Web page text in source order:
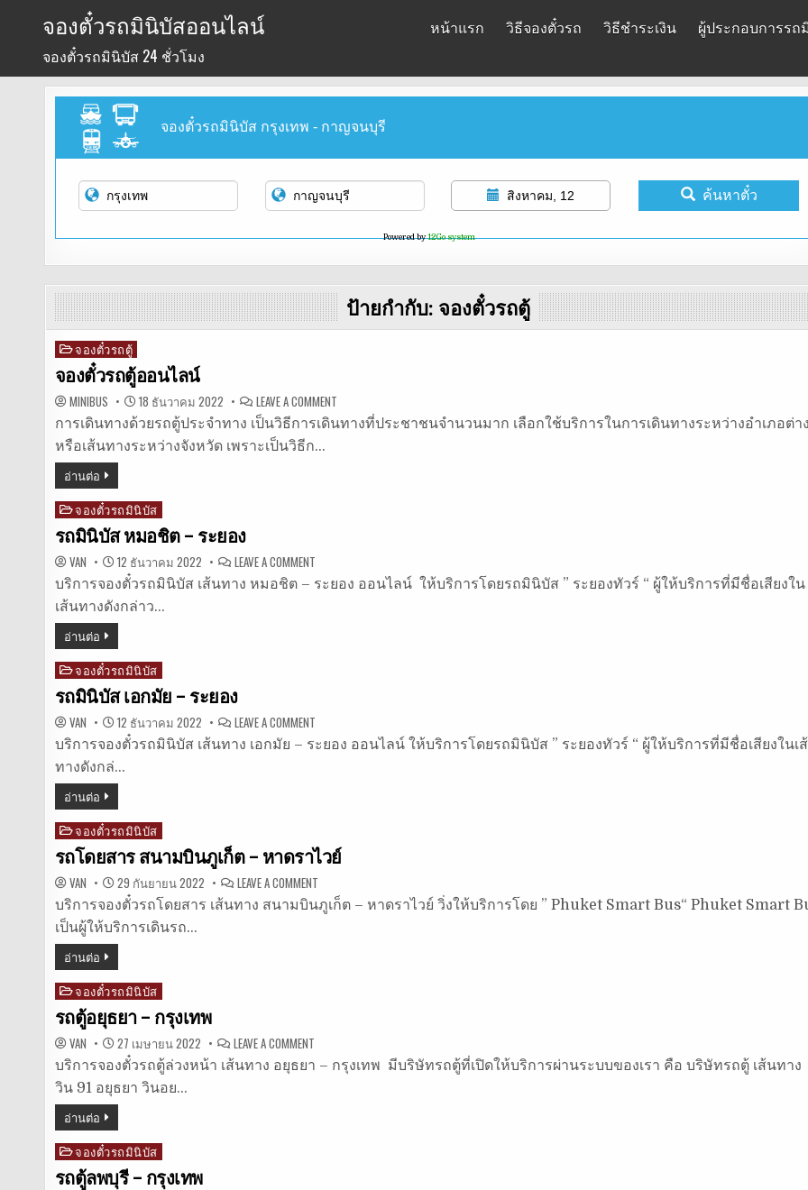
content
จองตั๋วรถมินิบัสออนไลน์
จองตั๋วรถมินิบัส 24 ชั่วโมง
หน้าแรก วิธีจองตั๋วรถ วิธีชำระเงิน ผู้ประกอบการร
จองตั๋วรถมินิบัส กรุงเทพ - กาญจนบุรี
สิงหาคม, 12 ค้นหาตั๋ว
Powered by12Go system
ป้ายกำกับ: จองตั๋วรถตู้
Posted
in
จองตั๋วรถตู้
จองตั๋วรถตู้ออนไลน์
MINIBUS 18 ธันวาคม 2022 LEAVE A COMMENTON
ตั๋ว
การเดินทางด้วยรถตู้ประจำทาง เป็นวิธีการเดินทางที่ประชาชนจำนวนมาก เลือกใช้บริการในการเดินทางระหว่างอำเภอต่า
หรือเส้นทางระหว่างจังหวัด เพราะเป็นวิธีก…
อ่านต่อ
Posted
in
จองตั๋วรถมินิบัส
รถมินิบัส หมอชิต – ระยอง
VAN 12 ธันวาคม 2022 LEAVE A COMMENTON
มิ
บริการจองตั๋วรถมินิบัส เส้นทาง หมอชิต – ระยอง ออนไลน์ ให้บริการโดยรถมินิบัส ” ระยองทัวร์ “ ผู้ให้บริการที่มีชื่อเสียงใน
เส้นทางดังกล่าว…
อ่านต่อ
Posted
in
จองตั๋วรถมินิบัส
รถมินิบัส เอกมัย – ระยอง
VAN 12 ธันวาคม 2022 LEAVE A COMMENTON
มิ
บริการจองตั๋วรถมินิบัส เส้นทาง เอกมัย – ระยอง ออนไลน์ ให้บริการโดยรถมินิบัส ” ระยองทัวร์ “ ผู้ให้บริการที่มีชื่อเสียงในเ
ทางดังกล่…
อ่านต่อ
Posted
in
จองตั๋วรถมินิบัส
รถโดยสาร สนามบินภูเก็ต – หาดราไวย์
VAN 29 กันยายน 2022 LEAVE A COMMENTON
โดยสาร
สนาม
บริการจองตั๋วรถโดยสาร เส้นทาง สนามบินภูเก็ต – หาดราไวย์ วิ่งให้บริการโดย ” Phuket Smart Bus“ Phuket Smart
เป็นผู้ให้บริการเดินรถ…
อ่านต่อ
Posted
in
จองตั๋วรถมินิบัส
รถตู้อยุธยา – กรุงเทพ
VAN 27 เมษายน 2022 LEAVE A COMMENTON
ตู้
อยุธยา
บริการจองตั๋วรถตู้ล่วงหน้า เส้นทาง อยุธยา – กรุงเทพ มีบริษัทรถตู้ที่เปิดให้บริการผ่านระบบของเรา คือ บริษัทรถตู้ เส้นทาง
วิน 91 อยุธยา วินอย…
อ่านต่อ
Posted
in
จองตั๋วรถมินิบัส
รถตู้ลพบุรี – กรุงเทพ